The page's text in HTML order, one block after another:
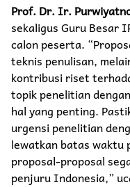
Prof. Dr. Ir.
sekaligus Guru Besar
calon peserta.
teknis penulisan,
kontribusi riset
topik penelitian
hal yang penting.
urgensi penelitian
lewatkan batas waktu
proposal-proposal
penjuru Indonesia,”